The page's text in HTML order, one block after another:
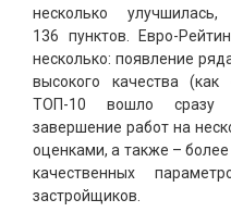
несколько
136 пунктов. Евро-
несколько: появление
высокого качества
ТОП-10 вошло сразу
завершение работ на
оценками, а также –
качественных
застройщиков.